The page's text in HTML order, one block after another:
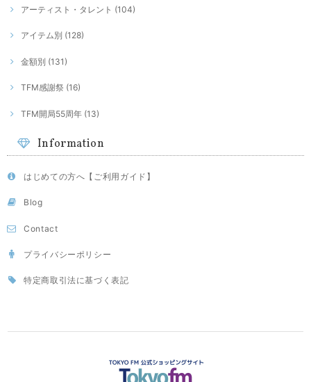
アーティスト・タレント (104)
アイテム別 (128)
金額別 (131)
TFM感謝祭 (16)
TFM開局55周年 (13)
Information
はじめての方へ【ご利用ガイド】
Blog
Contact
プライバシーポリシー
特定商取引法に基づく表記